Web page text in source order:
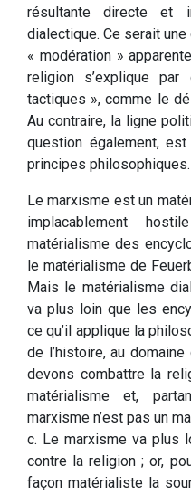
résultante directe et
dialectique. Ce serait
« modération »
religion s’explique
tactiques », comme le
Au contraire, la ligne
question également,
principes philosophiques.
Le marxisme est un
implacablement
matérialisme des
le matérialisme de
Mais le matérialisme
va plus loin que les
ce qu’il applique la
de l’histoire, au
devons combattre la
matérialisme et,
marxisme n’est pas un
c. Le marxisme va plus
contre la religion ; or,
façon matérialiste la